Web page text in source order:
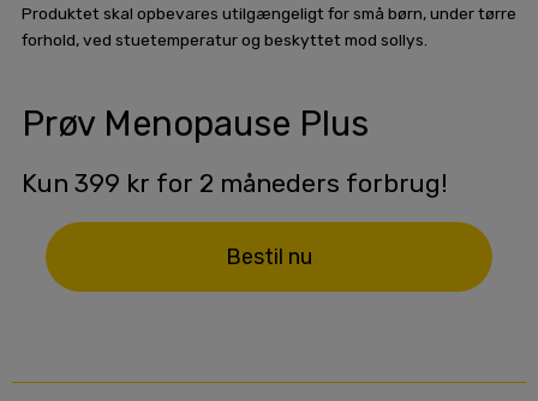
Produktet skal opbevares utilgængeligt for små børn, under tørre
forhold, ved stuetemperatur og beskyttet mod sollys.
Prøv Menopause Plus
Kun 399 kr for 2 måneders forbrug!
Bestil nu